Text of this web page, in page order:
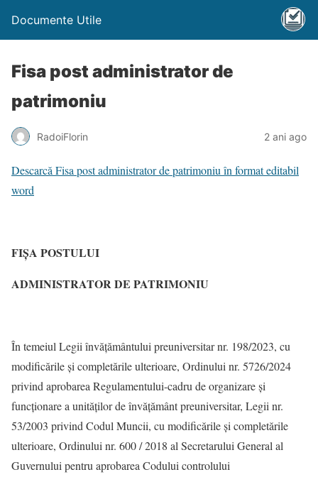
Documente Utile
Fisa post administrator de
patrimoniu
RadoiFlorin 2 ani ago
Descarcă Fisa post administrator de patrimoniu în format editabil
word
FIŞA POSTULUI
ADMINISTRATOR DE PATRIMONIU
În temeiul Legii învăţământului preuniversitar nr. 198/2023, cu
modificările și completările ulterioare, Ordinului nr. 5726/2024
privind aprobarea Regulamentului-cadru de organizare şi
funcţionare a unităţilor de învăţământ preuniversitar, Legii nr.
53/2003 privind Codul Muncii, cu modificările și completările
ulterioare, Ordinului nr. 600 / 2018 al Secretarului General al
Guvernului pentru aprobarea Codului controlului